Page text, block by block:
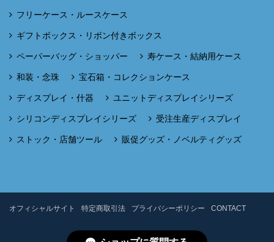
フリーケース・ルースケース
ギフトボックス・リボン付きボックス
ペーパーバッグ・ショッパー 寿ケース・結納用ケース
和装・念珠 宝石箱・コレクションケース
ディスプレイ・什器 ユニットディスプレイシリーズ
シリコンディスプレイシリーズ 受注生産ディスプレイ
ストック・店舗ツール 販促グッズ・ノベルティグッズ
オフィシャルサイト 特定商取引法 プライバシーポリシー CONTACT